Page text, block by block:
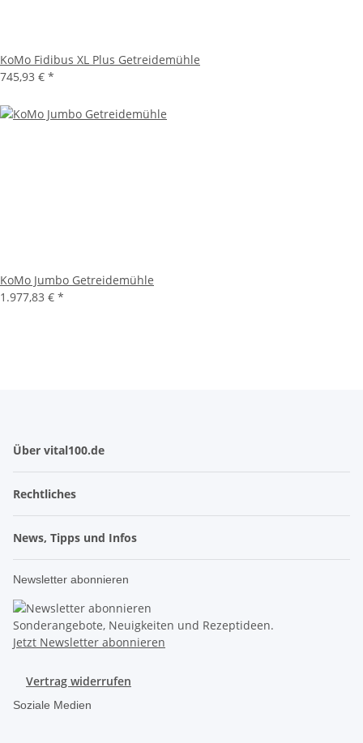
KoMo Fidibus XL Plus Getreidemühle
745,93 € *
KoMo Jumbo Getreidemühle
1.977,83 € *
Über vital100.de
Rechtliches
News, Tipps und Infos
Newsletter abonnieren
Sonderangebote, Neuigkeiten und Rezeptideen.
Jetzt Newsletter abonnieren
Vertrag widerrufen
Soziale Medien